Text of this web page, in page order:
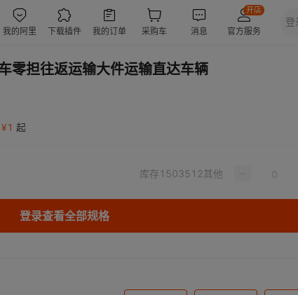
零担往返运输大件运输直达车辆
¥1 起
库存1503512其他
登录查看全部规格